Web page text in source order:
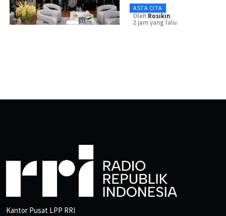
ASTA CITA
Oleh Rosikin
2 jam yang lalu
Kantor Pusat LPP RRI